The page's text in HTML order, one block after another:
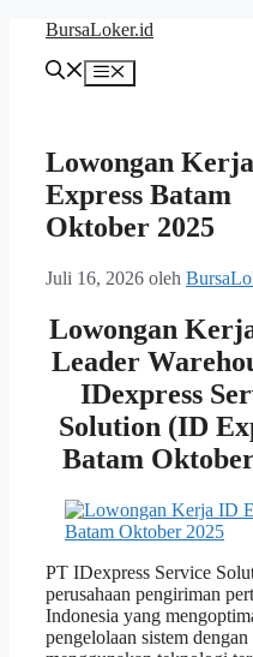
Langsung
BursaLoker.id
Menu
Lowongan
Express Batam
Oktober 2025
Juli 16, 2026 oleh
Lowongan
Leader
IDexpress
Solution (ID
Batam
PT IDexpress Service
perusahaan pengiriman
Indonesia yang
pengelolaan sistem dengan